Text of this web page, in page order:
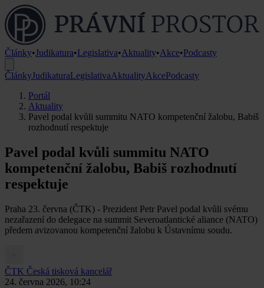
Články•Judikatura•Legislativa•Aktuality•Akce•Podcasty
ČlánkyJudikaturaLegislativaAktualityAkcePodcasty
Portál
Aktuality
Pavel podal kvůli summitu NATO kompetenční žalobu, Babiš
rozhodnutí respektuje
Pavel podal kvůli summitu NATO
kompetenční žalobu, Babiš rozhodnutí
respektuje
Praha 23. června (ČTK) - Prezident Petr Pavel podal kvůli svému
nezařazení do delegace na summit Severoatlantické aliance (NATO)
předem avizovanou kompetenční žalobu k Ústavnímu soudu.
ČTK Česká tisková kancelář
24. června 2026, 10:24